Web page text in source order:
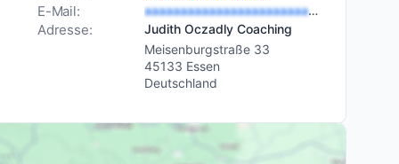
E-Mail: aaaaaaaaaaaaaaaaaaaaaaaaaa
Adresse:
Judith Oczadly Coaching
Meisenburgstraße 33
45133 Essen
Deutschland